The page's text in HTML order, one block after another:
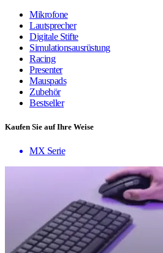
Mikrofone
Lautsprecher
Digitale Stifte
Simulationsausrüstung
Racing
Presenter
Mauspads
Zubehör
Bestseller
Kaufen Sie auf Ihre Weise
MX Serie